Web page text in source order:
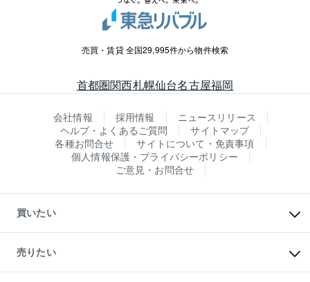
売買・賃貸 全国29,995件から物件検索
首都圏関西札幌仙台名古屋福岡
会社情報 採用情報
ニュースリリース
ヘルプ・よくあるご質問
サイトマップ
各種お問合せ
サイトについて・免責事項
個人情報保護・プライバシーポリシー
ご意見・お問合せ
買いたい
新築・分譲マンションの購入
中古マンションの購入
一戸建ての購入
売りたい